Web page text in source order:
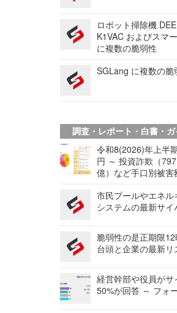
ロボット掃除機
K1VAC およびスマ
に複数の脆弱性
SGLang に複数の脆
調査・レポート・白書・
令和8(2026)年上半
円 ～ 投資詐欺（
億）など手口別被害
市民プールやエネ
システムの最新サ
脆弱性の是正期限
台頭と企業の最新リ
経営幹部や役員が
50%が回答 ～ フォ